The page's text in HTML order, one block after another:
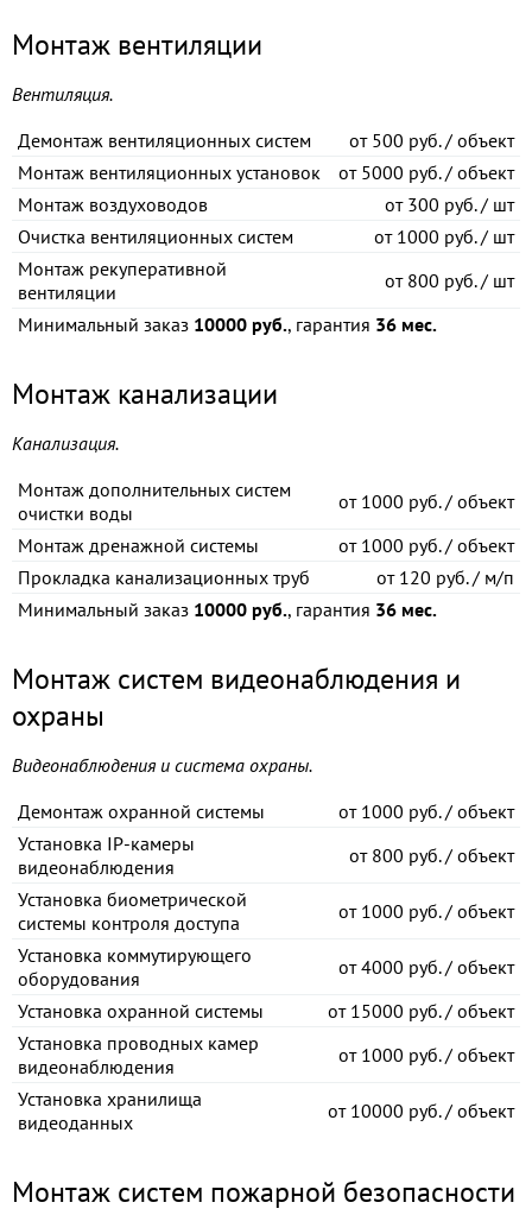
Монтаж вентиляции
Вентиляция.
Демонтаж вентиляционных систем
от500 руб. / объект
Монтаж вентиляционных установок
от5000 руб. / объект
Монтаж воздуховодов
от300 руб. / шт
Очистка вентиляционных систем
от1000 руб. / шт
Монтаж рекуперативной
вентиляции
от800 руб. / шт
Минимальный заказ 10000 руб., гарантия 36 мес.
Монтаж канализации
Канализация.
Монтаж дополнительных систем
очистки воды
от1000 руб. / объект
Монтаж дренажной системы
от1000 руб. / объект
Прокладка канализационных труб
от120 руб. / м/п
Минимальный заказ 10000 руб., гарантия 36 мес.
Монтаж систем видеонаблюдения и
охраны
Видеонаблюдения и система охраны.
Демонтаж охранной системы
от1000 руб. / объект
Установка IP-камеры
видеонаблюдения
от800 руб. / объект
Установка биометрической
системы контроля доступа
от1000 руб. / объект
Установка коммутирующего
оборудования
от4000 руб. / объект
Установка охранной системы
от15000 руб. / объект
Установка проводных камер
видеонаблюдения
от1000 руб. / объект
Установка хранилища
видеоданных
от10000 руб. / объект
Монтаж систем пожарной безопасности